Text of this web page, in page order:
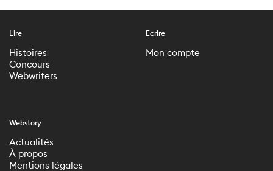
Lire
Histoires
Concours
Webwriters
Ecrire
Mon compte
Webstory
Actualités
À propos
Mentions légales